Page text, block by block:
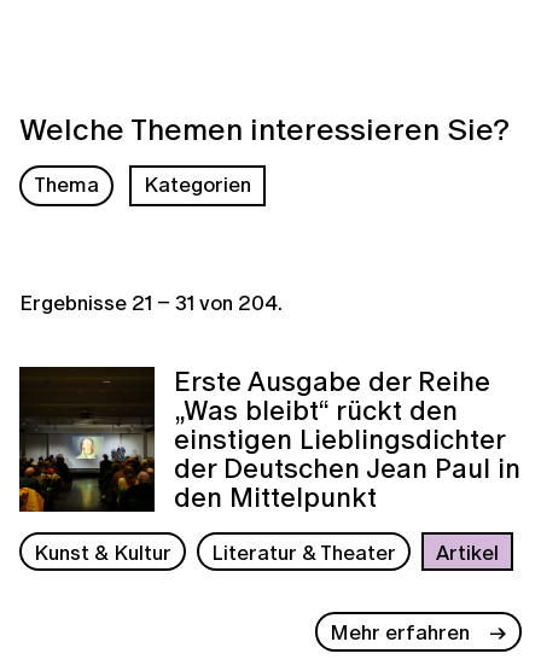
Welche Themen interessieren Sie?
Thema Kategorien
Ergebnisse 21 – 31 von 204.
Erste Ausgabe der Reihe
„Was bleibt“ rückt den
einstigen Lieblingsdichter
der Deutschen Jean Paul in
den Mittelpunkt
Kunst & Kultur Literatur & Theater Artikel
Mehr erfahren